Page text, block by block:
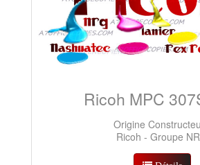
Ricoh MPC
Origine
Ricoh - Groupe